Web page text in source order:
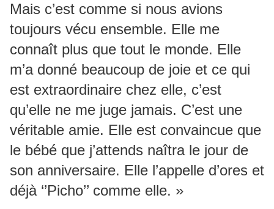
Mais c’est comme si nous avions
toujours vécu ensemble. Elle me
connaît plus que tout le monde. Elle
m’a donné beaucoup de joie et ce qui
est extraordinaire chez elle, c’est
qu’elle ne me juge jamais. C’est une
véritable amie. Elle est convaincue que
le bébé que j’attends naîtra le jour de
son anniversaire. Elle l’appelle d’ores et
déjà ‘’Picho’’ comme elle. »